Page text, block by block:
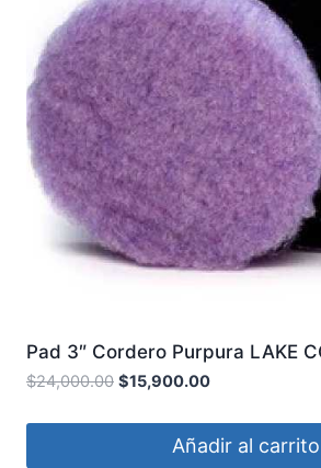
Pad 3″ Cordero Purpura LAKE
$24,000.00 $15,900.00
Añadir al carrito